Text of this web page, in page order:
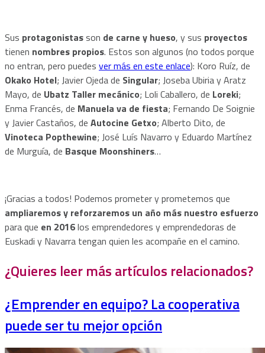
Sus protagonistasson de carne y hueso, y sus proyectos
tienen nombres propios. Estos son algunos (no todos porque
no entran, pero puedes ver más en este enlace): Koro Ruíz, de
Okako Hotel; Javier Ojeda de Singular; Joseba Ubiria y Aratz
Mayo, de Ubatz Taller mecánico; Loli Caballero, de Loreki;
Enma Francés, de Manuela va de fiesta; Fernando De Soignie
y Javier Castaños, de Autocine Getxo; Alberto Dito, de
Vinoteca Popthewine; José Luís Navarro y Eduardo Martínez
de Murguía, de Basque Moonshiners…
¡Gracias a todos! Podemos prometer y prometemos que
ampliaremos y reforzaremos un año más nuestro esfuerzo
para que en 2016los emprendedores y emprendedoras de
Euskadi y Navarra tengan quien les acompañe en el camino.
¿Quieres leer más artículos relacionados?
¿Emprender en equipo? La cooperativa
puede ser tu mejor opción